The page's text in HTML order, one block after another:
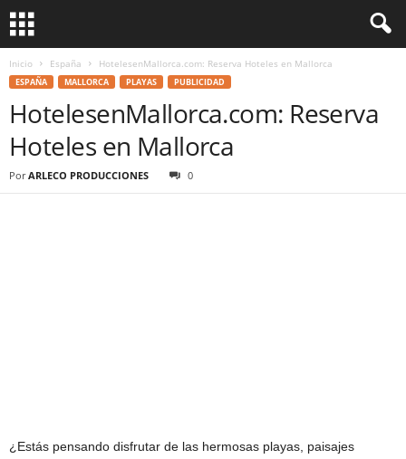
Inicio España HotelesenMallorca.com: Reserva Hoteles en Mallorca
ESPAÑA MALLORCA PLAYAS PUBLICIDAD
HotelesenMallorca.com: Reserva
Hoteles en Mallorca
Por ARLECO PRODUCCIONES 0
¿Estás pensando disfrutar de las hermosas playas, paisajes